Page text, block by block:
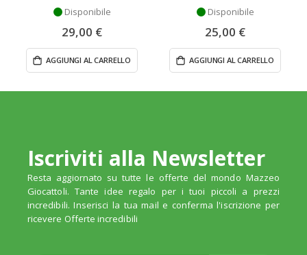
Disponibile
29,00 €
AGGIUNGI AL CARRELLO
Disponibile
25,00 €
AGGIUNGI AL CARRELLO
Iscriviti alla Newsletter
Resta aggiornato su tutte le offerte del mondo Mazzeo
Giocattoli. Tante idee regalo per i tuoi piccoli a prezzi
incredibili. Inserisci la tua mail e conferma l'iscrizione per
ricevere Offerte incredibili